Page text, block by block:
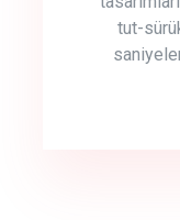
tut-